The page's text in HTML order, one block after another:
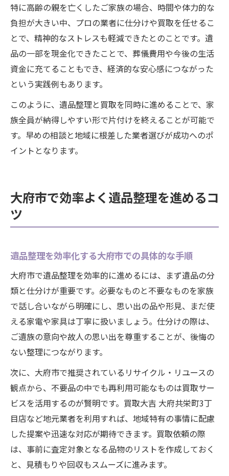
特に高齢の親を亡くしたご家族の場合、時間や体力的な
負担が大きい中、プロの業者に仕分けや買取を任せるこ
とで、精神的なストレスも軽減できたとのことです。遺
品の一部を現金化できたことで、葬儀費用や今後の生活
資金に充てることもでき、経済的な安心感につながった
という実践例もあります。
このように、遺品整理と買取を同時に進めることで、家
族全員が納得しやすい形で片付けを終えることが可能で
す。早めの相談と地域に根差した業者選びが成功へのポ
イントとなります。
大府市で効率よく遺品整理を進めるコ
ツ
遺品整理を効率化する大府市での具体的な手順
大府市で遺品整理を効率的に進めるには、まず遺品の分
類と仕分けが重要です。必要なものと不要なものを家族
で話し合いながら明確にし、思い出の品や形見、まだ使
える家電や家具は丁寧に扱いましょう。仕分けの際は、
ご遺族の意向や故人の思い出を尊重することが、後悔の
ない整理につながります。
次に、大府市で推奨されているリサイクル・リユースの
観点から、不要品の中でも再利用可能なものは買取サー
ビスを活用するのが賢明です。買取大吉 大府共栄町3丁
目店など地元業者を利用すれば、地域特有の事情に配慮
した提案や迅速な対応が期待できます。買取依頼の際
は、事前に査定対象となる品物のリストを作成しておく
と、見積もりや回収もスムーズに進みます。